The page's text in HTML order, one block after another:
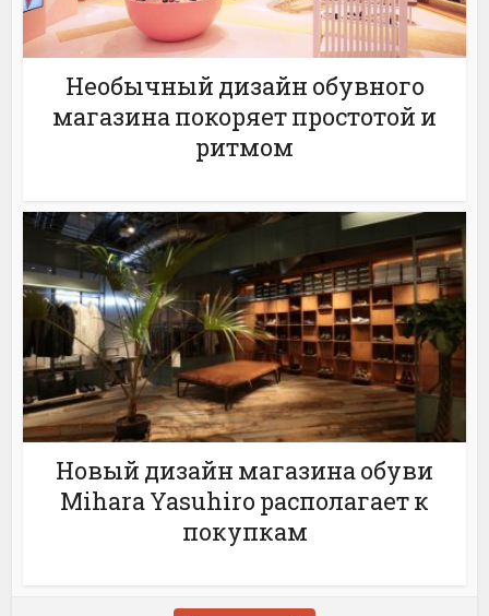
Необычный дизайн обувного
магазина покоряет простотой и
ритмом
Новый дизайн магазина обуви
Mihara Yasuhiro располагает к
покупкам